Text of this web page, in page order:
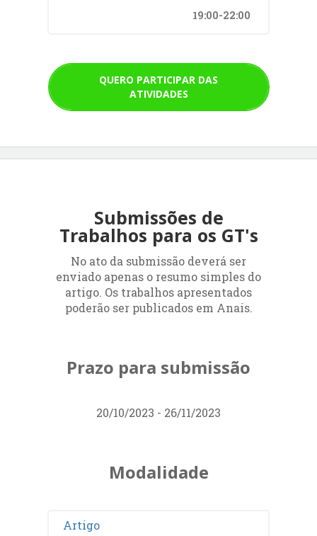
19:00-22:00
QUERO PARTICIPAR DAS
ATIVIDADES
Submissões de
Trabalhos para os GT's
No ato da submissão deverá ser
enviado apenas o resumo simples do
artigo. Os trabalhos apresentados
poderão ser publicados em Anais.
Prazo para submissão
20/10/2023 - 26/11/2023
Modalidade
Artigo